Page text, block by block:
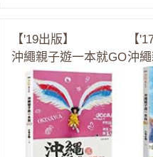
【'19出版】
沖繩親子遊一本就GO
【
沖